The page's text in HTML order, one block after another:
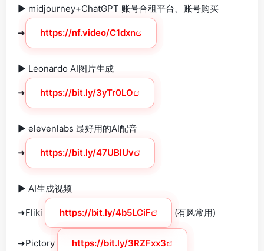
► midjourney+ChatGPT 账号合租平台、账号购买
➜ https://nf.video/C1dxn
► Leonardo AI图片生成
➜ https://bit.ly/3yTr0LO
► elevenlabs 最好用的AI配音
➜ https://bit.ly/47UBlUv
► AI生成视频
➜Fliki https://bit.ly/4b5LCiF (有风常用)
➜Pictory https://bit.ly/3RZFxx3